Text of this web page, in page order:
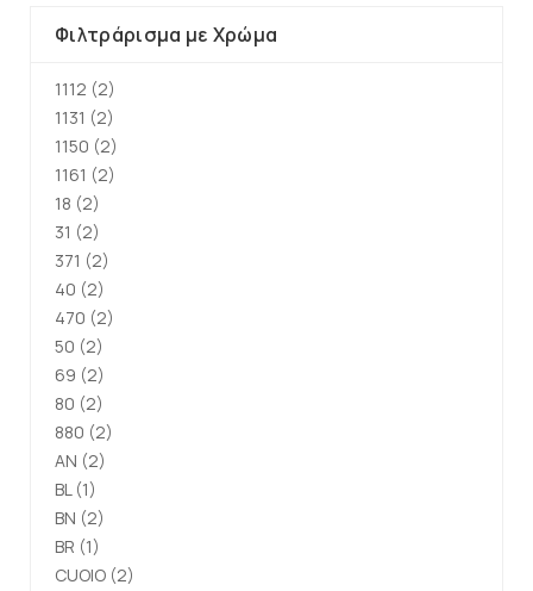
Φιλτράρισμα με Χρώμα
1112 (2)
1131 (2)
1150 (2)
1161 (2)
18 (2)
31 (2)
371 (2)
40 (2)
470 (2)
50 (2)
69 (2)
80 (2)
880 (2)
AN (2)
BL (1)
BN (2)
BR (1)
CUOIO (2)